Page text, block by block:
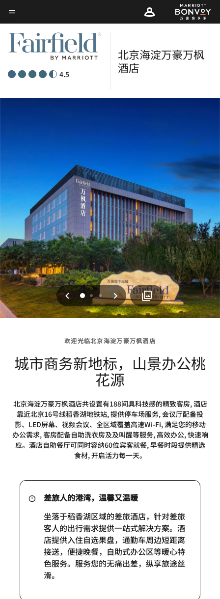
Skip
to
main
content
菜单文本
4.5
北京海淀万豪万枫
酒店
上一页
0 12 下一页
欢迎光临北京海淀万豪万枫酒店
城市商务新地标，山景办公桃
花源
北京海淀万豪万枫酒店共设置有188间具科技感的精致客房, 酒店
靠近北京16号线稻香湖地铁站, 提供停车场服务, 会议厅配备投
影、LED屏幕、视频会议、全区域覆盖高速Wi-Fi, 满足您的移动
办公需求, 客房配备自助洗衣房及及叫醒等服务, 高效办公, 快速响
应。酒店自助餐厅可同时容纳60位宾客就餐, 早餐时段提供精选
食材, 开启活力每一天。
差旅人的港湾，温馨又温暖
坐落于稻香湖区域的差旅酒店，针对差旅
客人的出行需求提供一站式解决方案。酒
店提供入住自选果盘，通勤车周边短距离
接送，便捷晚餐，自助式办公区等暖心特
色服务。服务您的无痛出差，纵享旅途丝
滑。